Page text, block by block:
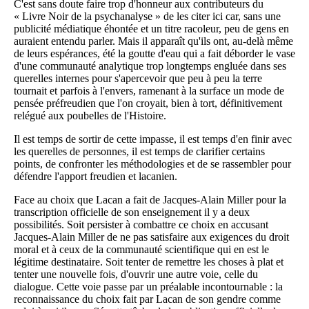
C'est sans doute faire trop d'honneur aux contributeurs du
« Livre Noir de la psychanalyse » de les citer ici car, sans une
publicité médiatique éhontée et un titre racoleur, peu de gens en
auraient entendu parler. Mais il apparaît qu'ils ont, au-delà même
de leurs espérances, été la goutte d'eau qui a fait déborder le vase
d'une communauté analytique trop longtemps engluée dans ses
querelles internes pour s'apercevoir que peu à peu la terre
tournait et parfois à l'envers, ramenant à la surface un mode de
pensée préfreudien que l'on croyait, bien à tort, définitivement
relégué aux poubelles de l'Histoire.
Il est temps de sortir de cette impasse, il est temps d'en finir avec
les querelles de personnes, il est temps de clarifier certains
points, de confronter les méthodologies et de se rassembler pour
défendre l'apport freudien et lacanien.
Face au choix que Lacan a fait de Jacques-Alain Miller pour la
transcription officielle de son enseignement il y a deux
possibilités. Soit persister à combattre ce choix en accusant
Jacques-Alain Miller de ne pas satisfaire aux exigences du droit
moral et à ceux de la communauté scientifique qui en est le
légitime destinataire. Soit tenter de remettre les choses à plat et
tenter une nouvelle fois, d'ouvrir une autre voie, celle du
dialogue. Cette voie passe par un préalable incontournable : la
reconnaissance du choix fait par Lacan de son gendre comme